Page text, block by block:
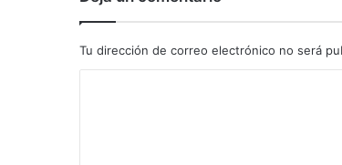
Tu dirección de correo electrónico no será